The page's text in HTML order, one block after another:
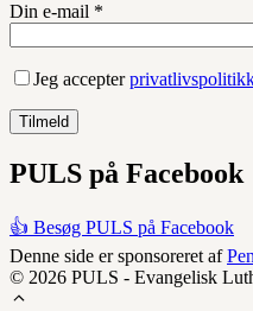
Din e-mail *
Jeg accepter
PULS på Facebook
👍 Besøg PULS på Facebook
Denne side er sponsoreret af
© 2026 PULS - Evangelisk